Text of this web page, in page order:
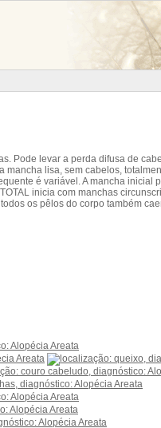
Pode levar a perda difusa de
mancha lisa, sem cabelos,
é variável. A mancha inicial
inicia com manchas
os pêlos do corpo também